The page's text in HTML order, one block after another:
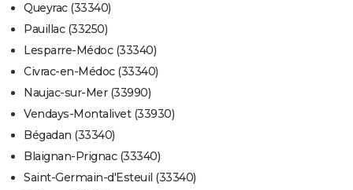
Queyrac (33340)
Pauillac (33250)
Lesparre-Médoc (33340)
Civrac-en-Médoc (33340)
Naujac-sur-Mer (33990)
Vendays-Montalivet (33930)
Bégadan (33340)
Blaignan-Prignac (33340)
Saint-Germain-d'Esteuil (33340)